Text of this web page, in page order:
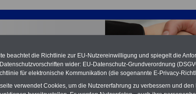
beachtet die Richtlinie zur EU-Nutzereinwilligung und spiegelt die
wider: EU-Datenschutz-Grundverordnung
für elektronische Kommunikation (die sogenannte E-Privacy-
verwendet Cookies, um die Nutzererfahrung zu verbessern und den